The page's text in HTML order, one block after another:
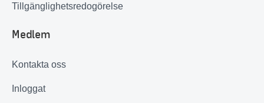
Tillgänglighetsredogörelse
Medlem
Kontakta oss
Inloggat